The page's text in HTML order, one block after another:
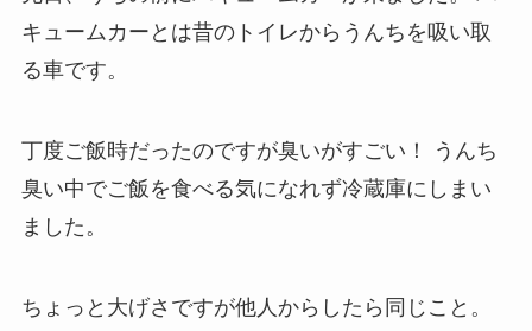
キュームカーとは昔のトイレからうんちを吸い取
る車です。
丁度ご飯時だったのですが臭いがすごい！
うんち
臭い中でご飯を食べる気になれず冷蔵庫にしまい
ました。
ちょっと大げさですが他人からしたら同じこと。